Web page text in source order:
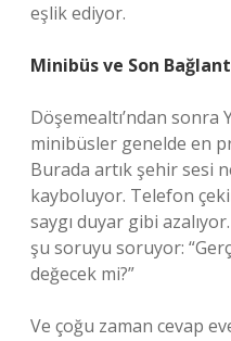
eşlik ediyor.
Minibüs ve Son
Döşemealtı’ndan sonra
minibüsler genelde en
Burada artık şehir sesi
kayboluyor. Telefon
saygı duyar gibi
şu soruyu soruyor:
değecek mi?”
Ve çoğu zaman cevap